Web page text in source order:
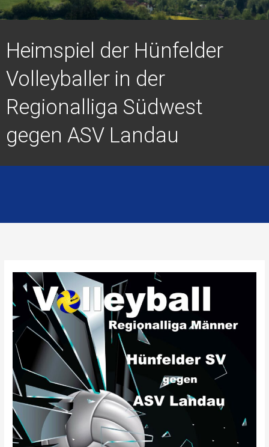
Heimspiel der Hünfelder
Volleyballer in der
Regionalliga Südwest
gegen ASV Landau